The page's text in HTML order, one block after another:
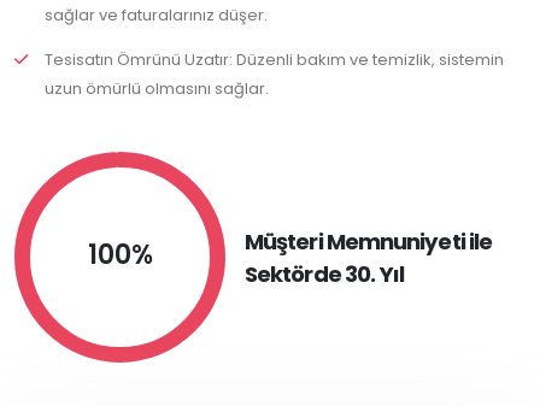
sağlar ve faturalarınız düşer.
Tesisatın Ömrünü Uzatır: Düzenli bakım ve temizlik, sistemin
uzun ömürlü olmasını sağlar.
100%
Müşteri Memnuniyeti ile
Sektörde 30. Yıl